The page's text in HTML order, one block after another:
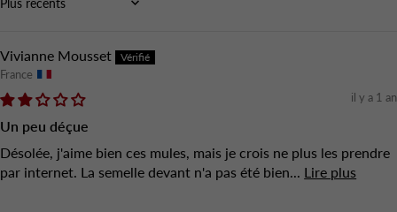
Sort by
Vivianne Mousset
France
il y a 1 an
Un peu déçue
Désolée, j'aime bien ces mules, mais je crois ne plus les prendre
par internet. La semelle devant n'a pas été bien... Lire plus